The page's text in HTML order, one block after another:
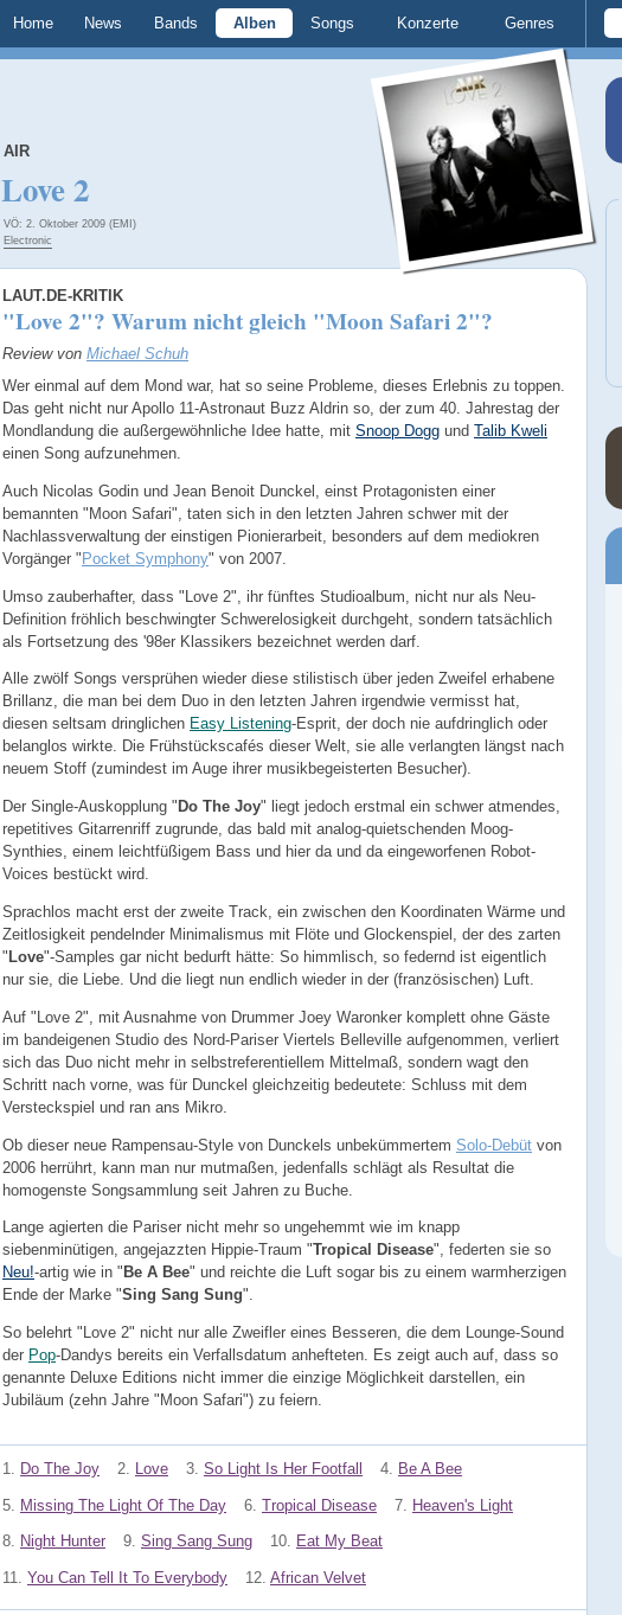
Home News Bands Alben Songs Konzerte Genres
AIR
Love 2
VÖ: 2. Oktober 2009 (EMI)
Electronic
LAUT.DE-KRITIK
"Love 2"? Warum nicht gleich "Moon Safari 2"?
Review von Michael Schuh
Wer einmal auf dem Mond war, hat so seine Probleme, dieses Erlebnis zu toppen.
Das geht nicht nur Apollo 11-Astronaut Buzz Aldrin so, der zum 40. Jahrestag der
Mondlandung die außergewöhnliche Idee hatte, mit Snoop Dogg und Talib Kweli
einen Song aufzunehmen.
Auch Nicolas Godin und Jean Benoit Dunckel, einst Protagonisten einer
bemannten "Moon Safari", taten sich in den letzten Jahren schwer mit der
Nachlassverwaltung der einstigen Pionierarbeit, besonders auf dem mediokren
Vorgänger " Pocket Symphony" von 2007.
Umso zauberhafter, dass "Love 2", ihr fünftes Studioalbum, nicht nur als Neu-
Definition fröhlich beschwingter Schwerelosigkeit durchgeht, sondern tatsächlich
als Fortsetzung des '98er Klassikers bezeichnet werden darf.
Alle zwölf Songs versprühen wieder diese stilistisch über jeden Zweifel erhabene
Brillanz, die man bei dem Duo in den letzten Jahren irgendwie vermisst hat,
diesen seltsam dringlichen Easy Listening-Esprit, der doch nie aufdringlich oder
belanglos wirkte. Die Frühstückscafés dieser Welt, sie alle verlangten längst nach
neuem Stoff (zumindest im Auge ihrer musikbegeisterten Besucher).
Der Single-Auskopplung " Do The Joy" liegt jedoch erstmal ein schwer atmendes,
repetitives Gitarrenriff zugrunde, das bald mit analog-quietschenden Moog-
Synthies, einem leichtfüßigem Bass und hier da und da eingeworfenen Robot-
Voices bestückt wird.
Sprachlos macht erst der zweite Track, ein zwischen den Koordinaten Wärme und
Zeitlosigkeit pendelnder Minimalismus mit Flöte und Glockenspiel, der des zarten
" Love"-Samples gar nicht bedurft hätte: So himmlisch, so federnd ist eigentlich
nur sie, die Liebe. Und die liegt nun endlich wieder in der (französischen) Luft.
Auf "Love 2", mit Ausnahme von Drummer Joey Waronker komplett ohne Gäste
im bandeigenen Studio des Nord-Pariser Viertels Belleville aufgenommen, verliert
sich das Duo nicht mehr in selbstreferentiellem Mittelmaß, sondern wagt den
Schritt nach vorne, was für Dunckel gleichzeitig bedeutete: Schluss mit dem
Versteckspiel und ran ans Mikro.
Ob dieser neue Rampensau-Style von Dunckels unbekümmertem Solo-Debüt von
2006 herrührt, kann man nur mutmaßen, jedenfalls schlägt als Resultat die
homogenste Songsammlung seit Jahren zu Buche.
Lange agierten die Pariser nicht mehr so ungehemmt wie im knapp
siebenminütigen, angejazzten Hippie-Traum "Tropical Disease", federten sie so
Neu!-artig wie in " Be A Bee" und reichte die Luft sogar bis zu einem warmherzigen
Ende der Marke "Sing Sang Sung".
So belehrt "Love 2" nicht nur alle Zweifler eines Besseren, die dem Lounge-Sound
der Pop-Dandys bereits ein Verfallsdatum anhefteten. Es zeigt auch auf, dass so
genannte Deluxe Editions nicht immer die einzige Möglichkeit darstellen, ein
Jubiläum (zehn Jahre "Moon Safari") zu feiern.
1. Do The Joy 2. Love 3. So Light Is Her Footfall 4. Be A Bee
5. Missing The Light Of The Day 6. Tropical Disease 7. Heaven's Light
8. Night Hunter 9. Sing Sang Sung 10. Eat My Beat
11. You Can Tell It To Everybody 12. African Velvet